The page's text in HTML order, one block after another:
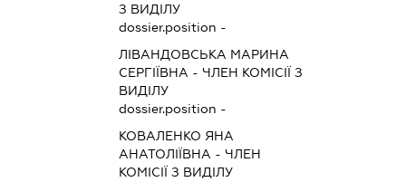
З ВИДІЛУ
dossier.position -
ЛІВАНДОВСЬКА МАРИНА
СЕРГІЇВНА - ЧЛЕН КОМІСІЇ З
ВИДІЛУ
dossier.position -
КОВАЛЕНКО ЯНА
АНАТОЛІЇВНА - ЧЛЕН
КОМІСІЇ З ВИДІЛУ